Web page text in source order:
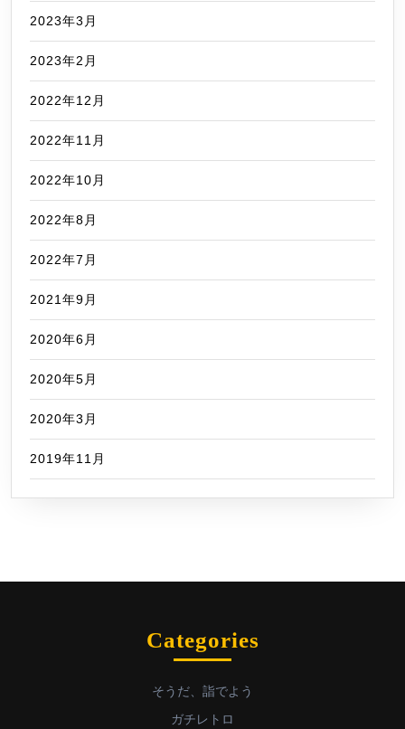
2023年3月
2023年2月
2022年12月
2022年11月
2022年10月
2022年8月
2022年7月
2021年9月
2020年6月
2020年5月
2020年3月
2019年11月
Categories
そうだ、詣でよう
ガチレトロ